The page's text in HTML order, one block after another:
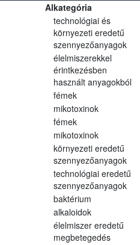
Alkategória
technológiai és
környezeti eredetű
szennyezőanyagok
élelmiszerekkel
érintkezésben
használt anyagokból
fémek
mikotoxinok
fémek
mikotoxinok
környezeti eredetű
szennyezőanyagok
technológiai eredetű
szennyezőanyagok
baktérium
alkaloidok
élelmiszer eredetű
megbetegedés